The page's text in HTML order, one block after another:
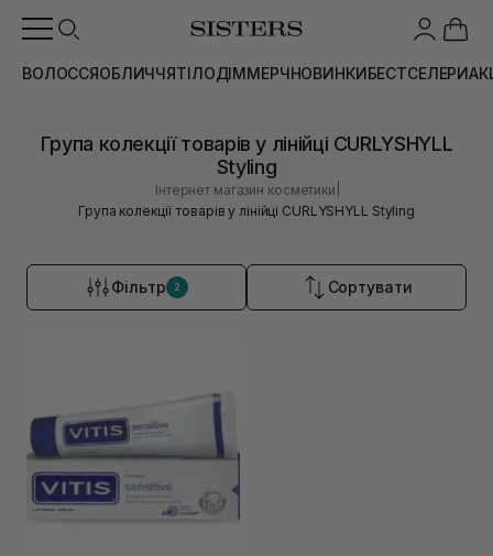
ВОЛОССЯОБЛИЧЧЯТІЛОДІММЕРЧНОВИНКИБЕСТСЕЛЕРИ
Група колекції товарів у лінійці CURLYSHYLL
Styling
Інтернет магазин косметики
Група колекції товарів у лінійці CURLYSHYLL Styling
Фільтр 2 Сортувати